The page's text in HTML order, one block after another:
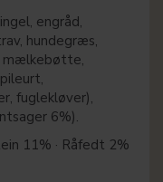
engråd,
hundegræs,
mælkebøtte,
fuglekløver),
6%).
11% · Råfedt 2%